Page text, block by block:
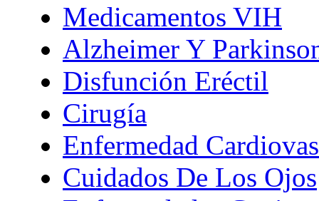
Medicamentos VIH
Alzheimer Y
Disfunción Eréctil
Cirugía
Enfermedad
Cuidados De Los Ojos